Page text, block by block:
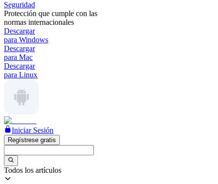
Seguridad
Protección que cumple con las
normas internacionales
Descargar
para Windows
Descargar
para Mac
Descargar
para Linux
Iniciar Sesión
Regístrese gratis
Todos los artículos